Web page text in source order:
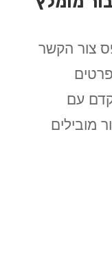
צור הקשר
עם
מובילים